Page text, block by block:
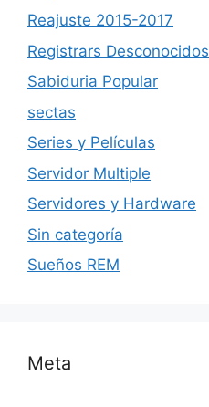
Reajuste 2015-2017
Registrars Desconocidos
Sabiduria Popular
sectas
Series y Películas
Servidor Multiple
Servidores y Hardware
Sin categoría
Sueños REM
Meta